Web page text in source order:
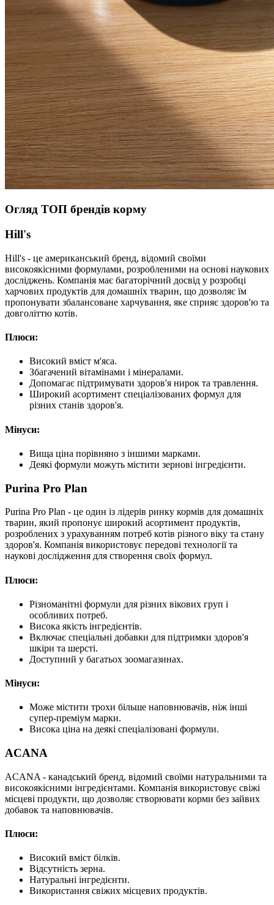
Огляд ТОП брендів корму
Hill's
Hill's - це американський бренд, відомий своїми
високоякісними формулами, розробленими на основі наукових
досліджень. Компанія має багаторічний досвід у розробці
харчових продуктів для домашніх тварин, що дозволяє їм
пропонувати збалансоване харчування, яке сприяє здоров'ю та
довголіттю котів.
Плюси:
Високий вміст м'яса.
Збагачений вітамінами і мінералами.
Допомагає підтримувати здоров'я нирок та травлення.
Широкий асортимент спеціалізованих формул для
різних станів здоров'я.
Мінуси:
Вища ціна порівняно з іншими марками.
Деякі формули можуть містити зернові інгредієнти.
Purina Pro Plan
Purina Pro Plan - це один із лідерів ринку кормів для домашніх
тварин, який пропонує широкий асортимент продуктів,
розроблених з урахуванням потреб котів різного віку та стану
здоров'я. Компанія використовує передові технології та
наукові дослідження для створення своїх формул.
Плюси:
Різноманітні формули для різних вікових груп і
особливих потреб.
Висока якість інгредієнтів.
Включає спеціальні добавки для підтримки здоров'я
шкіри та шерсті.
Доступний у багатьох зоомагазинах.
Мінуси:
Може містити трохи більше наповнювачів, ніж інші
супер-преміум марки.
Висока ціна на деякі спеціалізовані формули.
ACANA
ACANA - канадський бренд, відомий своїми натуральними та
високоякісними інгредієнтами. Компанія використовує свіжі
місцеві продукти, що дозволяє створювати корми без зайвих
добавок та наповнювачів.
Плюси:
Високий вміст білків.
Відсутність зерна.
Натуральні інгредієнти.
Використання свіжих місцевих продуктів.